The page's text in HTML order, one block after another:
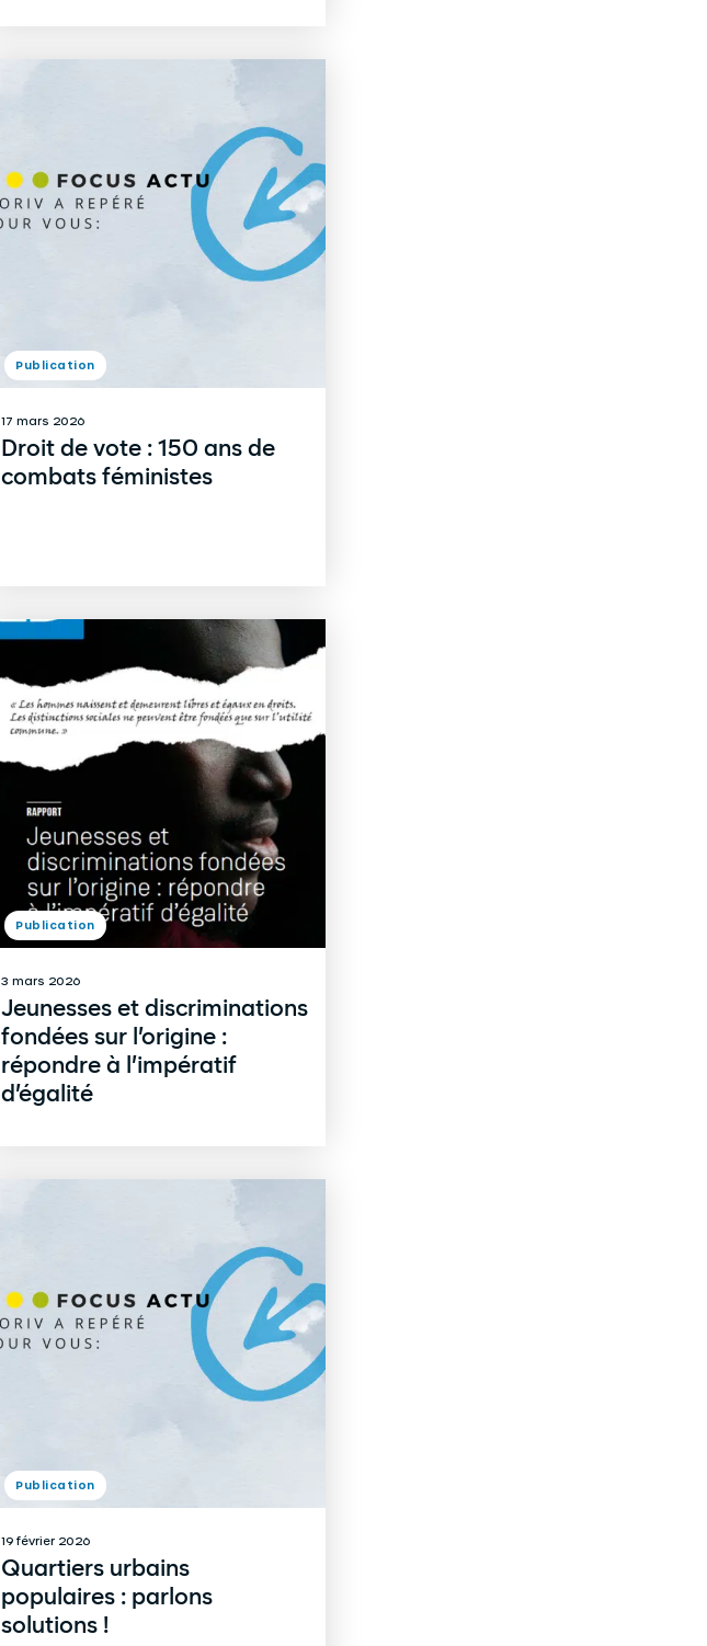
17 mars 2026
Droit de vote : 150 ans de
combats féministes
Publication
3 mars 2026
Jeunesses et discriminations
fondées sur l’origine :
répondre à l’impératif
d’égalité
Publication
19 février 2026
Quartiers urbains
populaires : parlons
solutions !
Publication